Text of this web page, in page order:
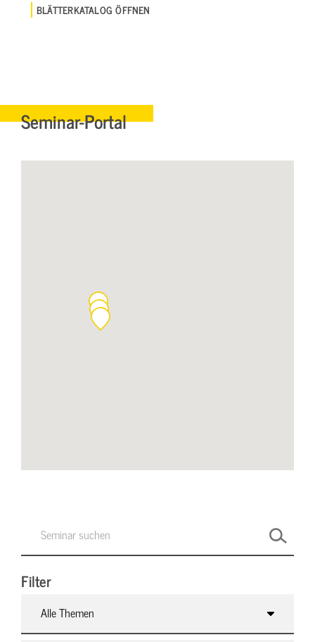
BLÄTTERKATALOG ÖFFNEN
Seminar-Portal
Filter
Alle Themen